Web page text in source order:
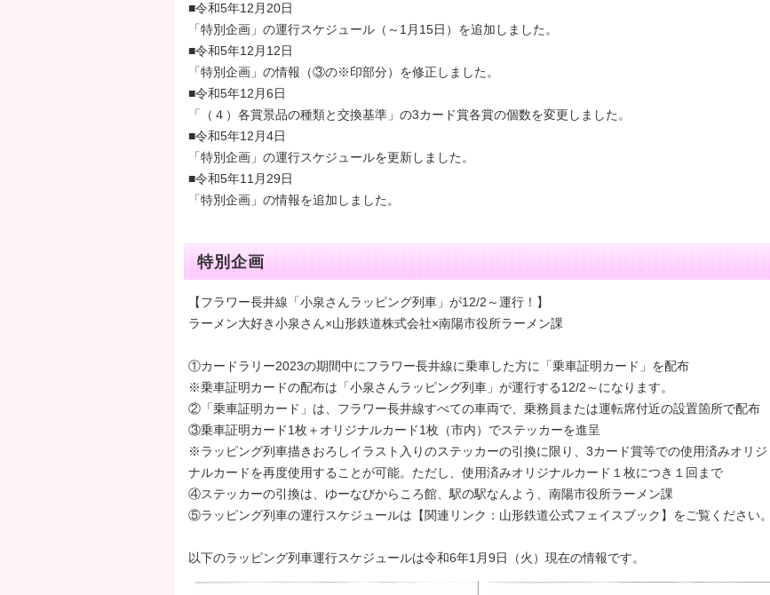
■令和5年12月20日
「特別企画」の運行スケジュール（～1月15日）を追加しました。
■令和5年12月12日
「特別企画」の情報（③の※印部分）を修正しました。
■令和5年12月6日
「（４）各賞景品の種類と交換基準」の3カード賞各賞の個数を変更しました。
■令和5年12月4日
「特別企画」の運行スケジュールを更新しました。
■令和5年11月29日
「特別企画」の情報を追加しました。
特別企画
【フラワー長井線「小泉さんラッピング列車」が12/2～運行！】
ラーメン大好き小泉さん×山形鉄道株式会社×南陽市役所ラーメン課
①カードラリー2023の期間中にフラワー長井線に乗車した方に「乗車証明カード」を配布
※乗車証明カードの配布は「小泉さんラッピング列車」が運行する12/2～になります。
②「乗車証明カード」は、フラワー長井線すべての車両で、乗務員または運転席付近の設置箇所で配布
③乗車証明カード1枚＋オリジナルカード1枚（市内）でステッカーを進呈
※ラッピング列車描きおろしイラスト入りのステッカーの引換に限り、3カード賞等での使用済みオリジ
ナルカードを再度使用することが可能。ただし、使用済みオリジナルカード１枚につき１回まで
④ステッカーの引換は、ゆーなびからころ館、駅の駅なんよう、南陽市役所ラーメン課
⑤ラッピング列車の運行スケジュールは【関連リンク：山形鉄道公式フェイスブック】をご覧ください。
以下のラッピング列車運行スケジュールは令和6年1月9日（火）現在の情報です。